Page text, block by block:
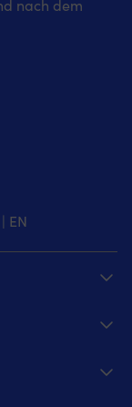
nach dem
| EN